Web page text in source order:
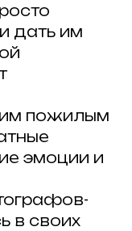
дать им
пожилым
эмоции и
в своих